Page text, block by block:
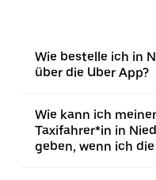
Wie bestelle ich in
über die Uber App?
Wie kann ich
Taxifahrer*in in
geben, wenn ich